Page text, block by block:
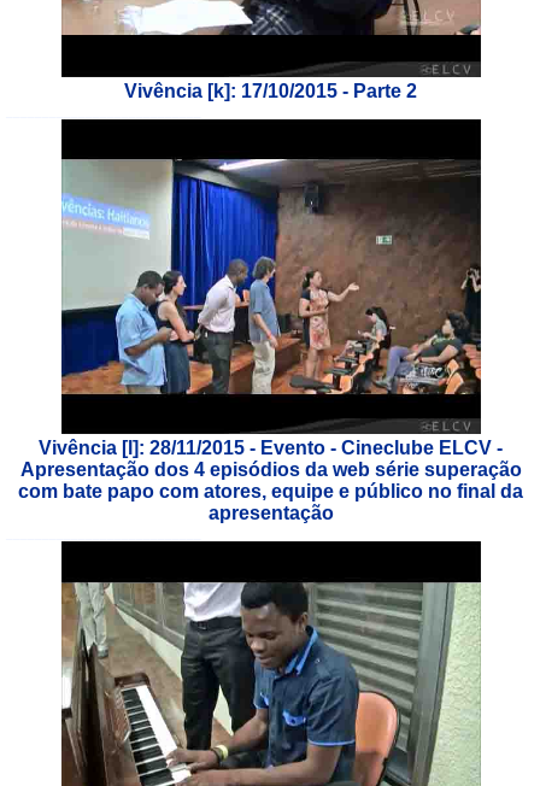
Vivência [k]: 17/10/2015 - Parte 2
Vivência [l]: 28/11/2015 - Evento - Cineclube ELCV -
Apresentação dos 4 episódios da web série superação
com bate papo com atores, equipe e público no final da
apresentação